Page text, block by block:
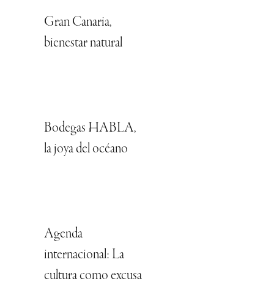
Gran Canaria,
bienestar natural
Bodegas HABLA,
la joya del océano
Agenda
internacional: La
cultura como excusa